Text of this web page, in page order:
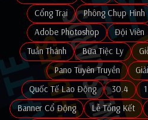
Cổng Trại
Phông Chụp Hình
Adobe Photoshop
Đội Viên
Tuần Thánh
Bữa Tiệc Ly
Pano Tuyên Truyền
Quốc Tế Lao Động
30.4
Banner Cổ Động
Lễ Tổng Kết